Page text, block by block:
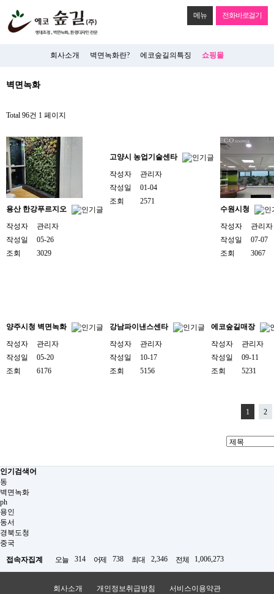
메뉴 전화바로걸기
회사소개 벽면녹화란? 에코숲길의특징 쇼핑몰
벽면녹화
Total 96건 1 페이지
용산 한강푸르지오
작성자
관리자
작성일
05-26
조회
3029
고양시 농업기술센타
작성자
관리자
작성일
01-04
조회
2571
수원시청
작성자
관리자
작성일
07-07
조회
3067
양주시청 벽면녹화
작성자
관리자
작성일
05-20
조회
6176
강남파이낸스센타
작성자
관리자
작성일
10-17
조회
5156
에코숲길매장
작성자
관리자
작성일
09-11
조회
5231
1 2
인기검색어
동
벽면녹화
ph
용인
동서
경북도청
중국
접속자집계
오늘 314 어제 738 최대 2,346 전체 1,006,273
회사소개 개인정보취급방침 서비스이용약관